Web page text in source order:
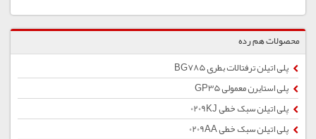
محصولات هم رده
پلی اتیلن ترفتالات بطری BG785
پلی استایرن معمولی GP35
پلی اتیلن سبک خطی 0209KJ
پلی اتیلن سبک خطی 0209AA